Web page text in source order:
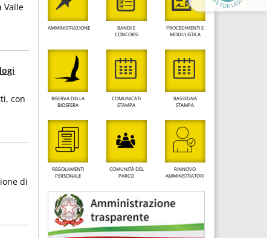
Valle
con
di
AMMINISTRAZIONE
BANDI E
CONCORSI
PROCEDIMENTI E
MODULISTICA
RISERVA DELLA
BIOSFERA
COMUNICATI
STAMPA
RASSEGNA
STAMPA
REGOLAMENTI
PERSONALE
COMUNITÀ DEL
PARCO
RINNOVO
AMMINISTRATORI